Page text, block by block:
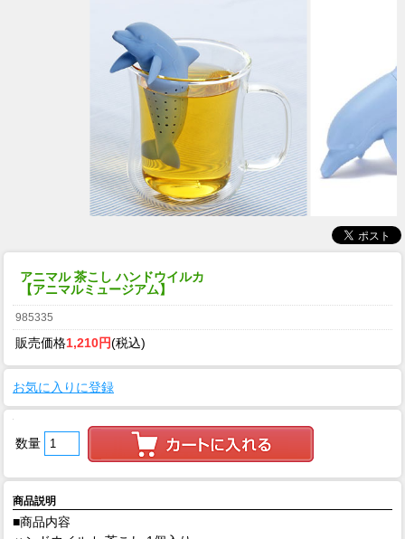
アニマル 茶こし ハンドウイルカ
【アニマルミュージアム】
985335
販売価格1,210円(税込)
お気に入りに登録
数量
商品説明
■商品内容